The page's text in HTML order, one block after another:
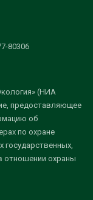
80306
(НИА
предоставляющее
об
по охране
отношении охраны